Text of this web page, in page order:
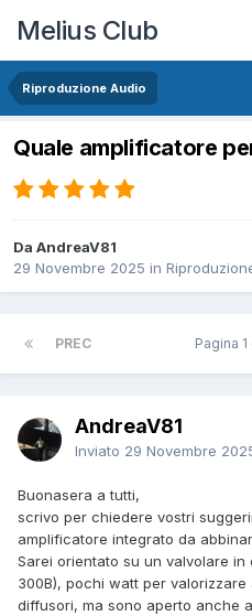
Melius Club
Riproduzione Audio
Quale amplificatore
Da AndreaV81
29 Novembre 2025 in
PREC Pagina 1
AndreaV81
Inviato 29 Novembre
Buonasera a tutti,
scrivo per chiedere vostri
amplificatore integrato da
Sarei orientato su un valvolare
300B), pochi watt per
diffusori, ma sono aperto anche